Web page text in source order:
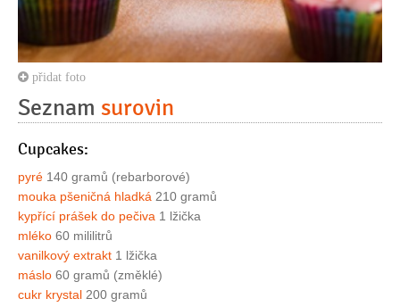
přidat foto
Seznam surovin
Cupcakes:
pyré 140 gramů (rebarborové)
mouka pšeničná hladká 210 gramů
kypřící prášek do pečiva 1 lžička
mléko 60 mililitrů
vanilkový extrakt 1 lžička
máslo 60 gramů (změklé)
cukr krystal 200 gramů